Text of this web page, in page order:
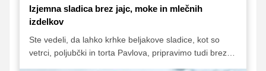
Izjemna sladica brez jajc, moke in mlečnih
izdelkov
Ste vedeli, da lahko krhke beljakove sladice, kot so
vetrci, poljubčki in torta Pavlova, pripravimo tudi brez